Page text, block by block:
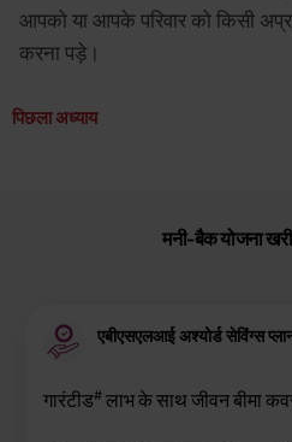
आपको या आपके परिवार को किसी
करना पड़े।
पिछला अध्याय
मनी-बैक योजना
एबीएसएलआई अश्योर्ड सेविंग्स
गारंटीड#लाभ के साथ जीवन बीमा